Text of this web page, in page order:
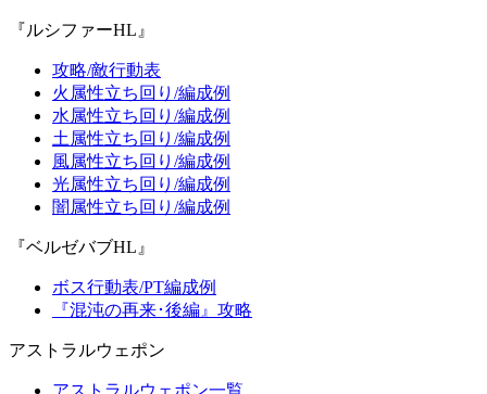
『ルシファーHL』
攻略/敵行動表
火属性立ち回り/編成例
水属性立ち回り/編成例
土属性立ち回り/編成例
風属性立ち回り/編成例
光属性立ち回り/編成例
闇属性立ち回り/編成例
『ベルゼバブHL』
ボス行動表/PT編成例
『混沌の再来･後編』攻略
アストラルウェポン
アストラルウェポン一覧